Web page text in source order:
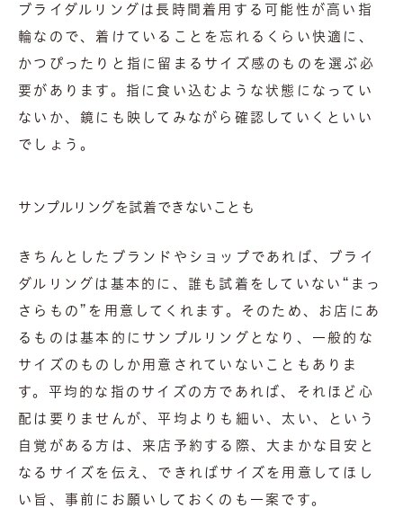
ブライダルリングは長時間着用する可能性が高い指
輪なので、着けていることを忘れるくらい快適に、
かつぴったりと指に留まるサイズ感のものを選ぶ必
要があります。指に食い込むような状態になってい
ないか、鏡にも映してみながら確認していくといい
でしょう。
サンプルリングを試着できないことも
きちんとしたブランドやショップであれば、ブライ
ダルリングは基本的に、誰も試着をしていない“まっ
さらもの”を用意してくれます。そのため、お店にあ
るものは基本的にサンプルリングとなり、一般的な
サイズのものしか用意されていないこともありま
す。平均的な指のサイズの方であれば、それほど心
配は要りませんが、平均よりも細い、太い、という
自覚がある方は、来店予約する際、大まかな目安と
なるサイズを伝え、できればサイズを用意してほし
い旨、事前にお願いしておくのも一案です。